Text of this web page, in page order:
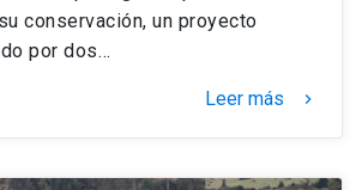
launch
conservación, un proyecto
por dos…
Leer más keyboard_arrow_right